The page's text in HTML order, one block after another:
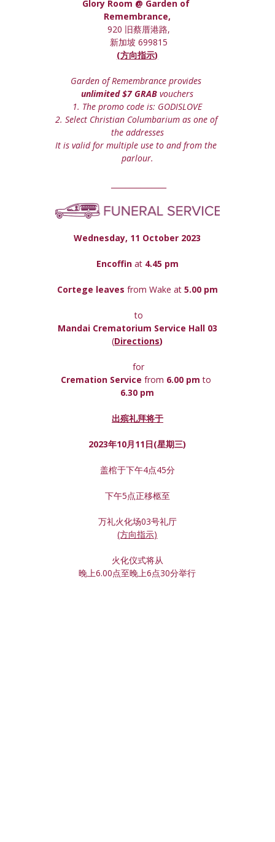
Glory Room @ Garden of
Remembrance,
920 旧蔡厝港路,
新加坡 699815
(方向指示)
Garden of Remembrance provides
unlimited $7 GRAB vouchers
1. The promo code is: GODISLOVE
2. Select Christian Columbarium as one of
the addresses
It is valid for multiple use to and from the
parlour.
Wednesday, 11 October 2023
Encoffin at 4.45 pm
Cortege leaves from Wake at 5.00 pm
to
Mandai Crematorium Service Hall 03
(Directions)
for
Cremation Service from 6.00 pm to
6.30 pm
出殡礼拜将于
2023年10月11日(星期三)
盖棺于下午4点45分
下午5点正移柩至
万礼火化场03号礼厅
(方向指示)
火化仪式将从
晚上6.00点至晚上6点30分举行